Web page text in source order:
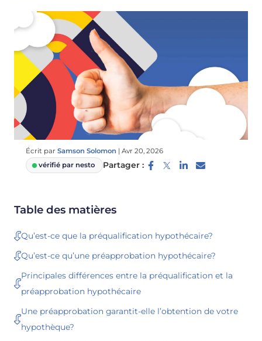
Écrit par Samson Solomon | Avr 20, 2026
vérifié par nesto
Partager :
Table des matières
Qu’est-ce que la préqualification hypothécaire?
Qu’est-ce qu’une préapprobation hypothécaire?
Principales différences entre la préqualification et la
préapprobation hypothécaire
Une préapprobation garantit-elle l’obtention de votre
hypothèque?